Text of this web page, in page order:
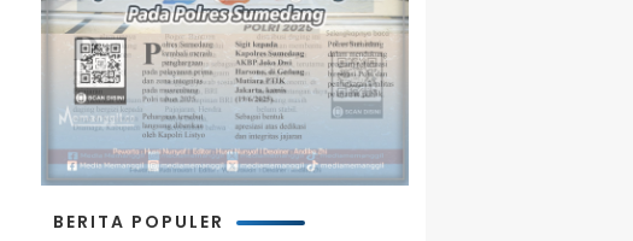
BERITA POPULER